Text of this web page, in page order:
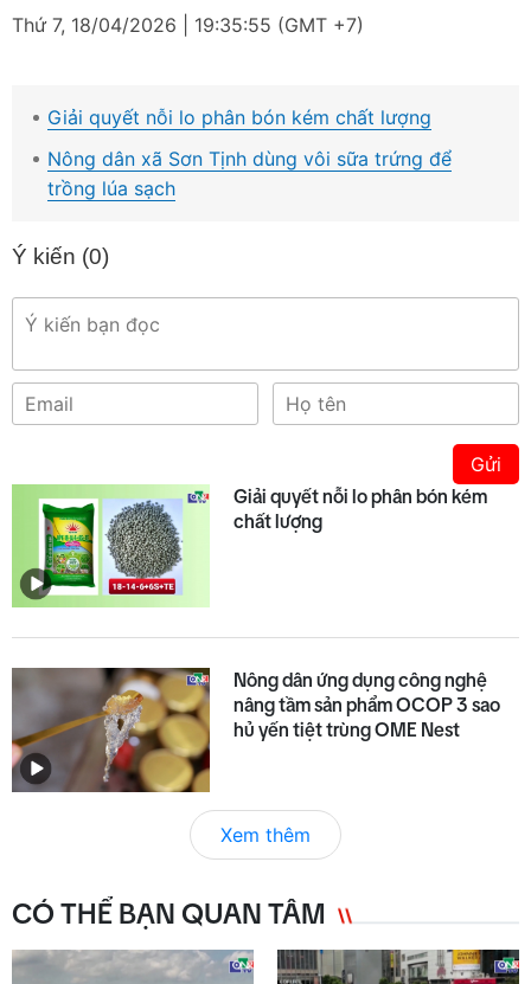
Thứ 7, 18/04/2026 | 19:35:55 (GMT +7)
Giải quyết nỗi lo phân bón kém chất lượng
Nông dân xã Sơn Tịnh dùng vôi sữa trứng để
trồng lúa sạch
Ý kiến (0)
Gửi
Giải quyết nỗi lo phân bón kém
chất lượng
Nông dân ứng dụng công nghệ
nâng tầm sản phẩm OCOP 3 sao
hủ yến tiệt trùng OME Nest
Xem thêm
CÓ THỂ BẠN QUAN TÂM